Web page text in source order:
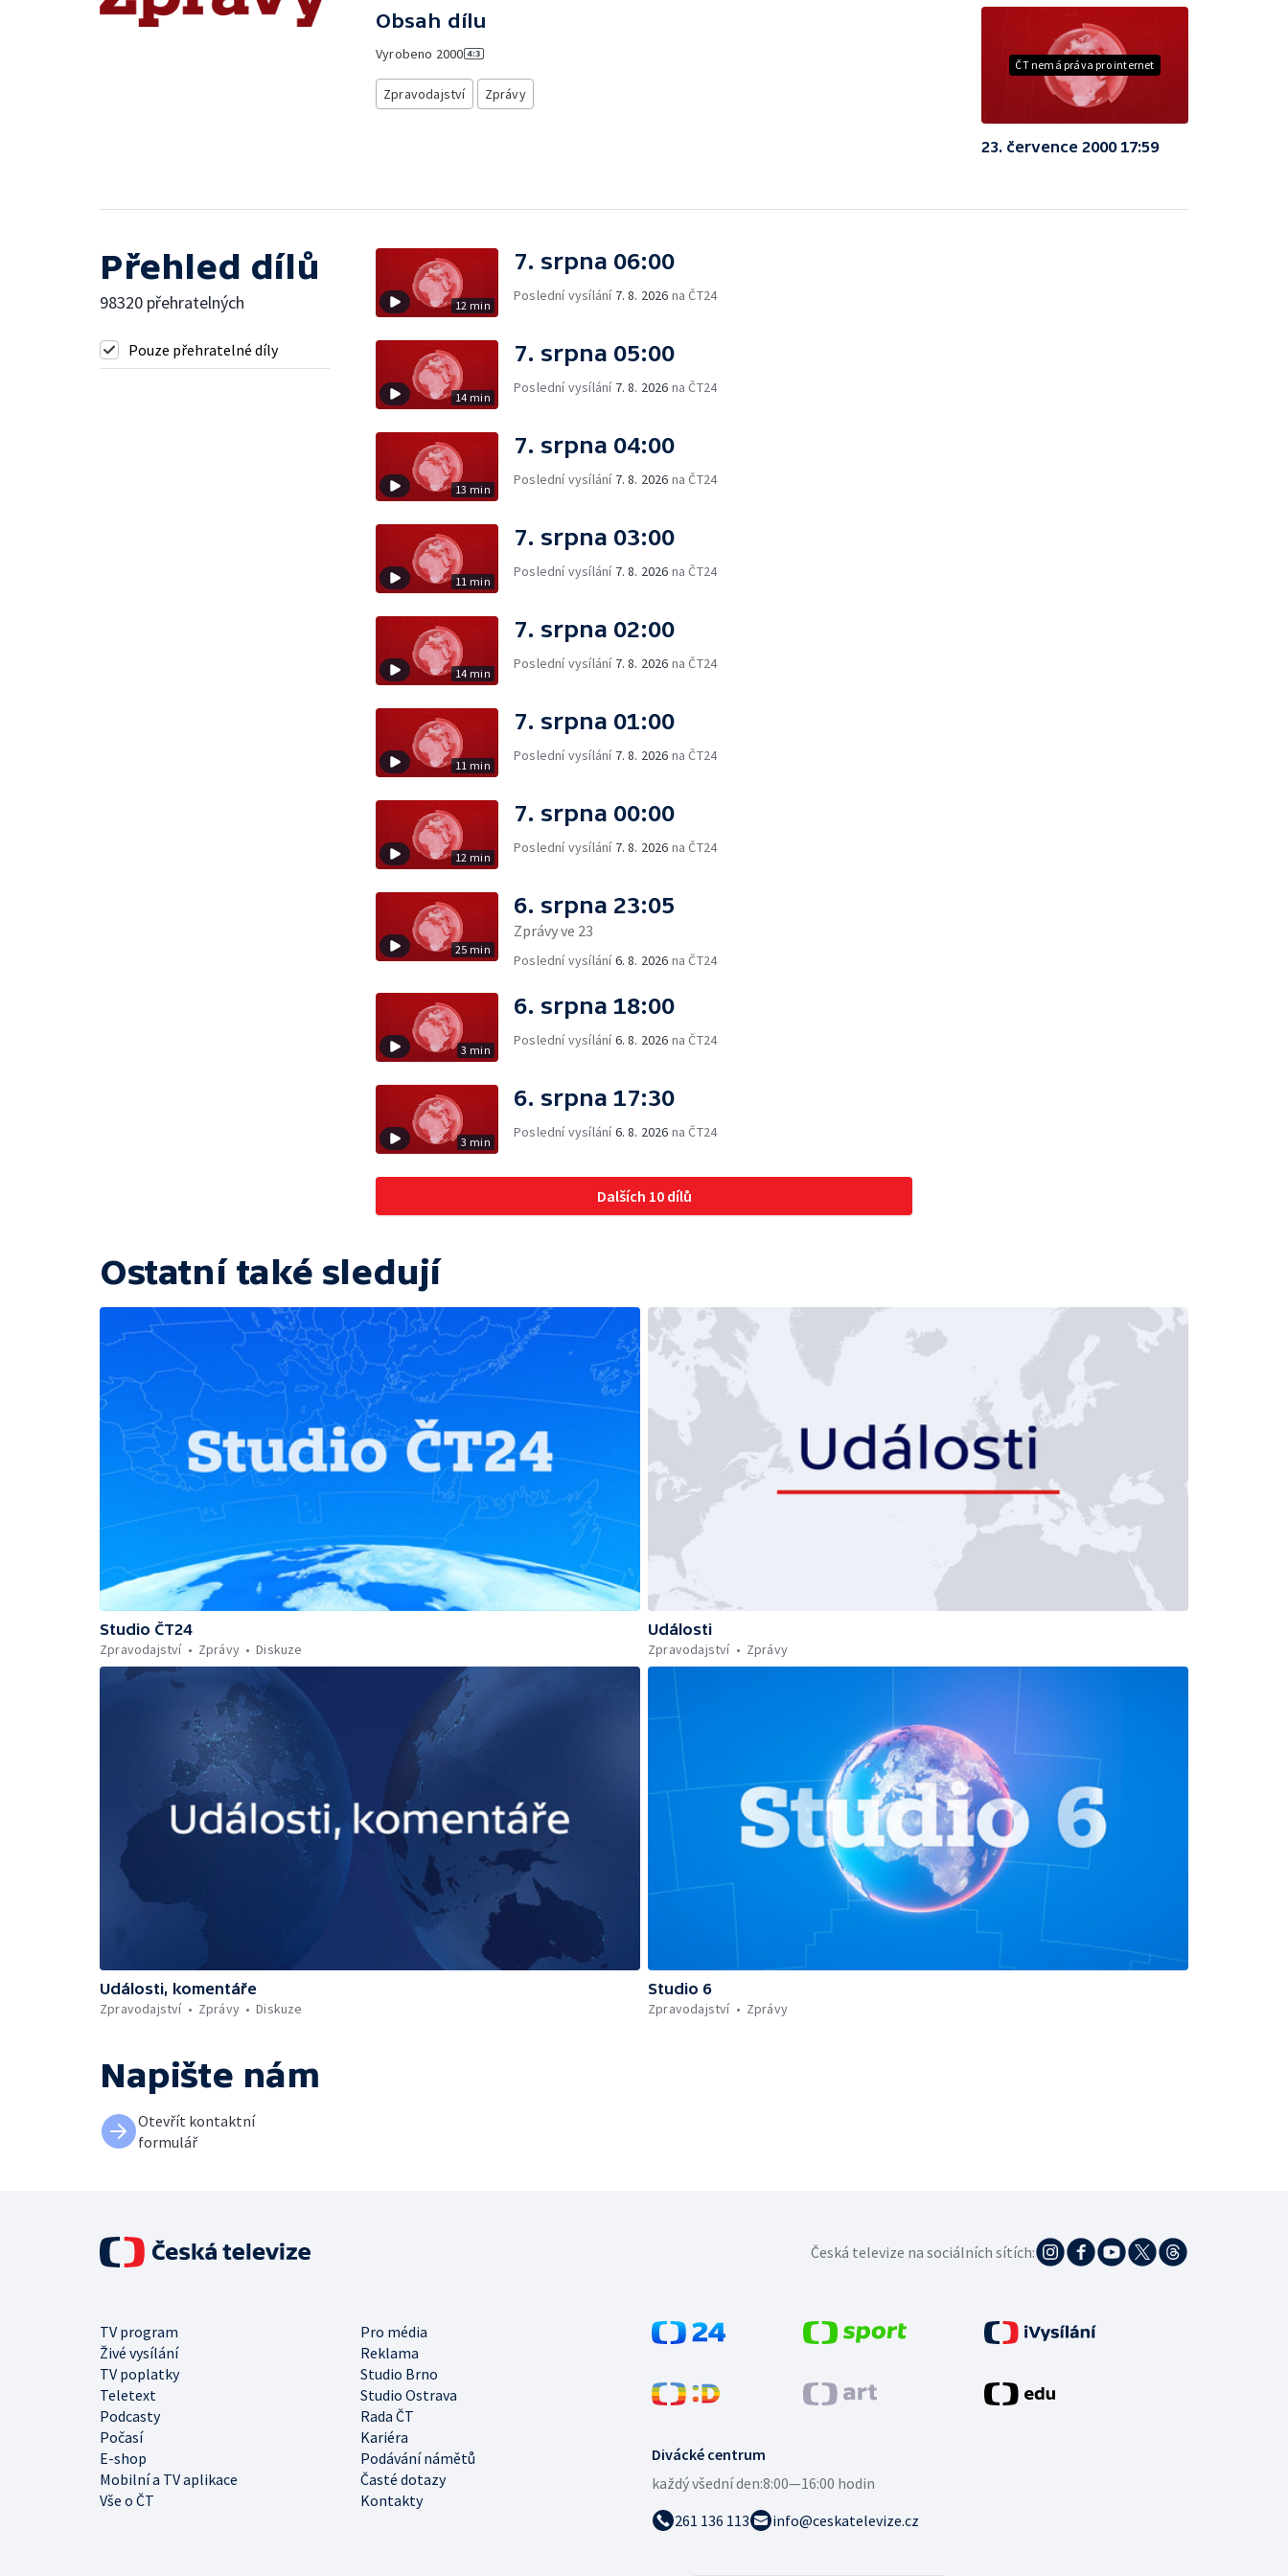
Obsah dílu
Vyrobeno 2000
Zpravodajství Zprávy
ČT nemá práva pro internet
23. července 2000 17:59
Přehled dílů
98320 přehratelných
Pouze přehratelné díly
12 min
7. srpna 06:00
Poslední vysílání 7. 8. 2026 na ČT24
14 min
7. srpna 05:00
Poslední vysílání 7. 8. 2026 na ČT24
13 min
7. srpna 04:00
Poslední vysílání 7. 8. 2026 na ČT24
11 min
7. srpna 03:00
Poslední vysílání 7. 8. 2026 na ČT24
14 min
7. srpna 02:00
Poslední vysílání 7. 8. 2026 na ČT24
11 min
7. srpna 01:00
Poslední vysílání 7. 8. 2026 na ČT24
12 min
7. srpna 00:00
Poslední vysílání 7. 8. 2026 na ČT24
25 min
6. srpna 23:05
Zprávy ve 23
Poslední vysílání6. 8. 2026 na ČT24
3 min
6. srpna 18:00
Poslední vysílání6. 8. 2026 na ČT24
3 min
6. srpna 17:30
Poslední vysílání6. 8. 2026 na ČT24
Dalších 10 dílů
Ostatní také sledují
Studio ČT24
Zpravodajství
Zprávy Diskuze
Události
Zpravodajství
Zprávy
Události, komentáře
Zpravodajství
Zprávy Diskuze
Studio 6
Zpravodajství
Zprávy
Napište nám
Otevřít kontaktní
formulář
Divácké centrum
každý všední den:8:00—16:00 hodin
261 136 113
info@ceskatelevize.cz
TV program
Pro média
Živé vysílání
Reklama
TV poplatky
Studio Brno
Teletext
Studio Ostrava
Podcasty
Rada ČT
Počasí
Kariéra
E-shop
Podávání námětů
Mobilní a TV aplikace
Časté dotazy
Vše o ČT
Kontakty
Česká televize na sociálních sítích: